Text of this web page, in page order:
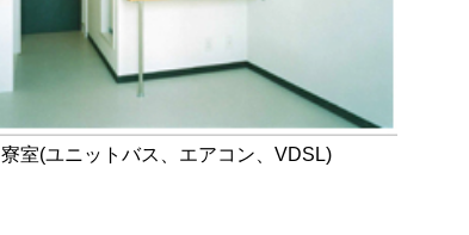
寮室(ユニットバス、エアコン、VDSL)